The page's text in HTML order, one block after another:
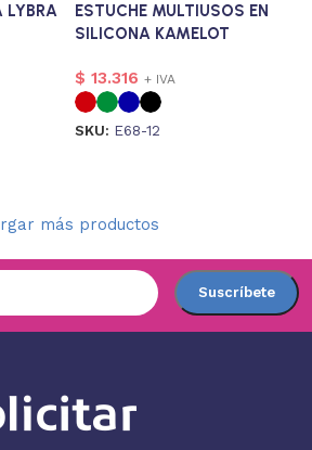
LYBRA
ESTUCHE MULTIUSOS EN
SILICONA KAMELOT
$ 13.316 + IVA
SKU: E68-12
más productos